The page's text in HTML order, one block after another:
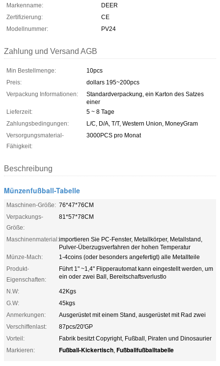
Markenname:
DEER
Zertifizierung:
CE
Modellnummer:
PV24
Zahlung und Versand AGB
Min Bestellmenge:
10pcs
Preis:
dollars 195~200pcs
Verpackung Informationen:
Standardverpackung, ein Karton des Satzes
einer
Lieferzeit:
5 ~ 8 Tage
Zahlungsbedingungen:
L/C, D/A, T/T, Western Union, MoneyGram
Versorgungsmaterial-
Fähigkeit:
3000PCS pro Monat
Beschreibung
Münzenfußball-Tabelle
Maschinen-Größe: 76*47*76CM
Verpackungs-
Größe:
81*57*78CM
Maschinenmaterial:importieren Sie PC-Fenster, Metallkörper, Metallstand,
Pulver-Überzugsverfahren der hohen Temperatur
Münze-Mach:
1-4coins (oder besonders angefertigt) alle Metallteile
Produkt-
Eigenschaften:
Führt 1" ~1,4" Flipperautomat kann eingestellt werden, um
ein oder zwei Ball, Bereitschaftsverlustlo
N.W:
42Kgs
G.W:
45kgs
Anmerkungen:
Ausgerüstet mit einem Stand, ausgerüstet mit Rad zwei
Verschiffenlast:
87pcs/20'GP
Vorteil:
Fabrik besitzt Copyright, Fußball, Piraten und Dinosaurier
Markieren:
Fußball-Kickertisch, Fußballfußballtabelle